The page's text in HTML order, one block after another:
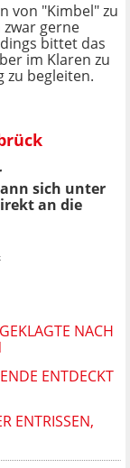
von "Kimbel" zu
gerne
bittet das
im Klaren zu
zu begleiten.
sich unter
an die
NACH
ENTDECKT
ENTRISSEN,